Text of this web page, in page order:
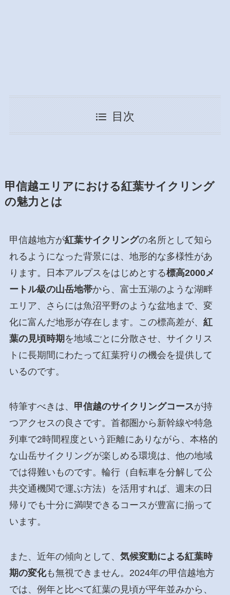
目次
甲信越エリアにおける紅葉サイクリング
の魅力とは
甲信越地方が紅葉サイクリングの名所として知ら
れるようになった背景には、地形的な多様性があ
ります。日本アルプスをはじめとする標高2000メ
ートル級の山岳地帯から、富士五湖のような湖畔
エリア、さらには魚沼平野のような盆地まで、変
化に富んだ地形が存在します。この標高差が、 紅
葉の見頃時期 を地域ごとに分散させ、サイクリス
トに長期間にわたって紅葉狩りの機会を提供して
いるのです。
特筆すべきは、 甲信越のサイクリングコースが持
つアクセスの良さです。首都圏から新幹線や特急
列車で2時間程度という距離にありながら、本格的
な山岳サイクリングが楽しめる環境は、他の地域
では得難いものです。輪行（自転車を分解して公
共交通機関で運ぶ方法）を活用すれば、週末の日
帰りでも十分に満喫できるコースが豊富に揃って
います。
また、近年の傾向として、 気候変動による紅葉時
期の変化も無視できません。2024年の甲信越地方
では、例年と比べて紅葉の見頃が平年並みから、